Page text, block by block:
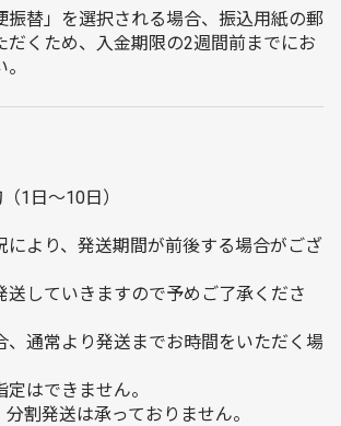
替」を選択される場合、振込用紙の郵
だくため、入金期限の2週間前までにお
1日～10日）
より、発送期間が前後する場合がござ
していきますので予めご了承くださ
通常より発送までお時間をいただく場
はできません。
割発送は承っておりません。